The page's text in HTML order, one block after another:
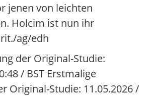
jenen von leichten
Holcim ist nun ihr
ag/edh
der Original-Studie:
/ BST Erstmalige
Original-Studie: 11.05.2026 /